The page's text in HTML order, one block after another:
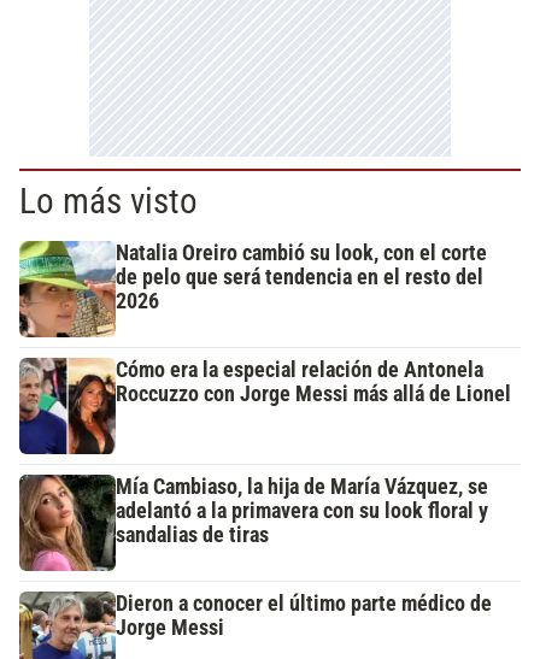
Lo más visto
Natalia Oreiro cambió su look, con el corte
de pelo que será tendencia en el resto del
2026
Cómo era la especial relación de Antonela
Roccuzzo con Jorge Messi más allá de Lionel
Mía Cambiaso, la hija de María Vázquez, se
adelantó a la primavera con su look floral y
sandalias de tiras
Dieron a conocer el último parte médico de
Jorge Messi